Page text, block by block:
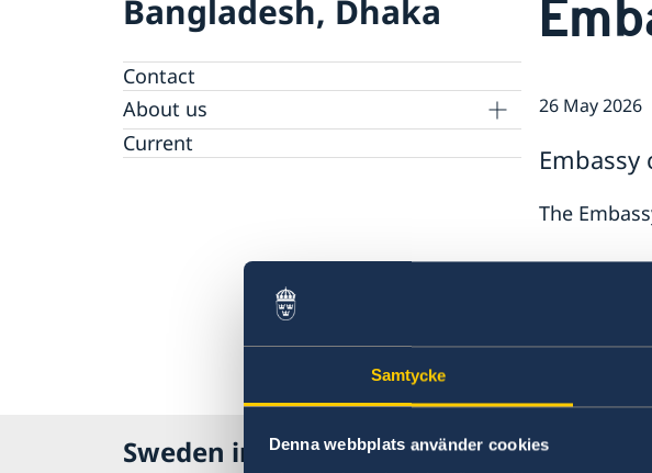
Samtycke
Denna webbplats använder cookies
Bangladesh, Dhaka
Contact
About us
Embassy staff
Current
26 May 2026
Embassy
The
For
the
Last updated
Sweden in Bangladesh, Dhaka